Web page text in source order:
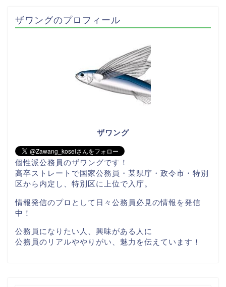
ザワングのプロフィール
ザワング
個性派公務員のザワングです！
高卒ストレートで国家公務員・某県庁・政令市・特別
区から内定し、特別区に上位で入庁。
情報発信のプロとして日々公務員必見の情報を発信
中！
公務員になりたい人、興味がある人に
公務員のリアルややりがい、魅力を伝えています！